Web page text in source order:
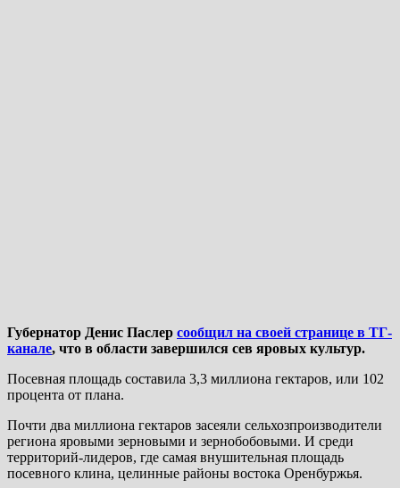
Губернатор Денис Паслер сообщил на своей странице в ТГ-
канале, что в области завершился сев яровых культур.
Посевная площадь составила 3,3 миллиона гектаров, или 102
процента от плана.
Почти два миллиона гектаров засеяли сельхозпроизводители
региона яровыми зерновыми и зернобобовыми. И среди
территорий-лидеров, где самая внушительная площадь
посевного клина, целинные районы востока Оренбуржья.